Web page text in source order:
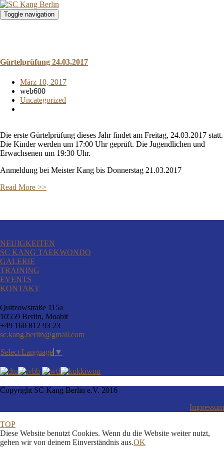
Toggle navigation
Gürtelprüfung 24.03.2017
März 10, 2017
web600
Uncategorized
Die erste Gürtelprüfung dieses Jahr findet am Freitag, 24.03.2017 statt.
Die Kinder werden um 17:00 Uhr geprüft. Die Jugendlichen und
Erwachsenen um 19:30 Uhr.
Anmeldung bei Meister Kang bis Donnerstag 21.03.2017
Read More >>
NEUIGKEITEN
SC KANG TAEKWONDO
GALERIE
TRAINING
EVENTS
KONTAKT
Quitzowstraße 115a
10559 Berlin, Moabit
+49 160 812 93 23
sc.kang.berlin@gmail.com
Select Language ▼
Copyright SC Kang Berlin e.V. 2016
Impressum
TOP
Diese Website benutzt Cookies. Wenn du die Website weiter nutzt,
gehen wir von deinem Einverständnis aus.OK